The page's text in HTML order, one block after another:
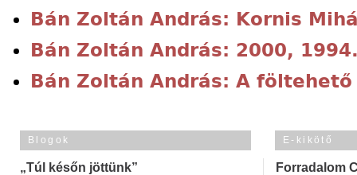
Bán Zoltán András: Kornis
Bán Zoltán András: 2000,
Bán Zoltán András: A
Blogok
„Túl későn jöttünk”
E-kikötő
Forradalom